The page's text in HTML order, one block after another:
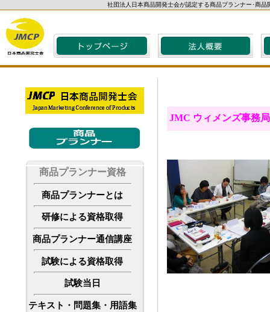
社団法人日本商品開発士会が認定する商品プランナー･商
商品プランナー資格
商品プランナーとは
研修による資格取得
商品プランナー通信講座
試験による資格取得
試験当日
テキスト・問題集・用語集
JMC ウィメンズ事務